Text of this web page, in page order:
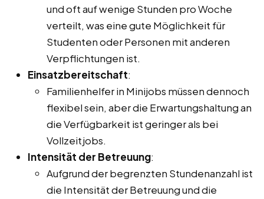
und oft auf wenige Stunden pro Woche
verteilt, was eine gute Möglichkeit für
Studenten oder Personen mit anderen
Verpflichtungen ist.
Einsatzbereitschaft:
Familienhelfer in Minijobs müssen dennoch
flexibel sein, aber die Erwartungshaltung an
die Verfügbarkeit ist geringer als bei
Vollzeitjobs.
Intensität der Betreuung:
Aufgrund der begrenzten Stundenanzahl ist
die Intensität der Betreuung und die